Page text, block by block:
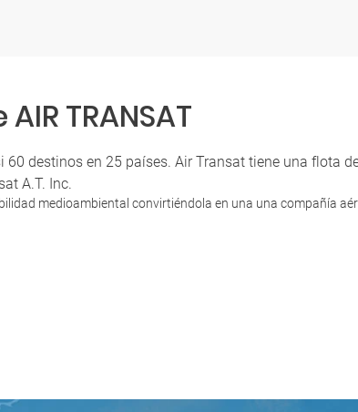
TRANSAT
destinos en 25 países. Air Transat tiene una flota
A.T. Inc.
medioambiental convirtiéndola en una una compañía